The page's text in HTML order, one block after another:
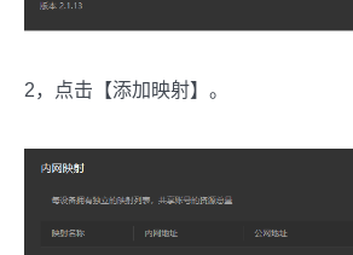
2，点击【添加映射】。